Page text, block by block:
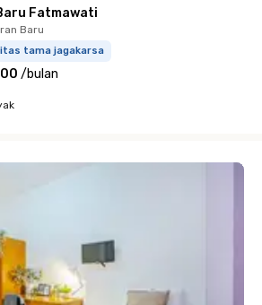
Fatmawati
Baru
tama jagakarsa
/bulan